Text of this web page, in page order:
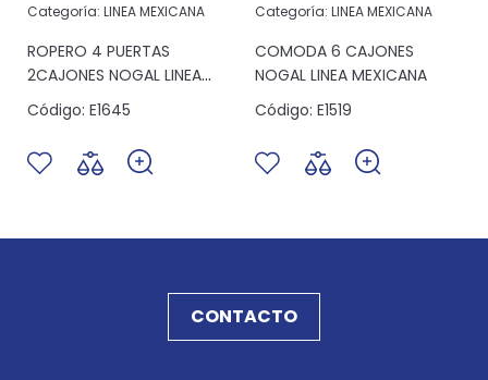
Categoría: LINEA MEXICANA
ROPERO 4 PUERTAS
2CAJONES NOGAL LINEA
MEXICANA
Código: E1645
Categoría: LINEA MEXICANA
COMODA 6 CAJONES
NOGAL LINEA MEXICANA
Código: E1519
CONTACTO